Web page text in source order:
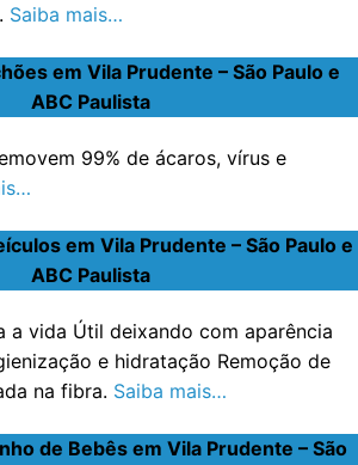
Saiba mais…
em Vila Prudente – São Paulo e
ABC Paulista
99% de ácaros, vírus e
em Vila Prudente – São Paulo e
ABC Paulista
a vida Útil deixando com aparência
e hidratação Remoção de
na fibra. Saiba mais…
de Bebês em Vila Prudente – São